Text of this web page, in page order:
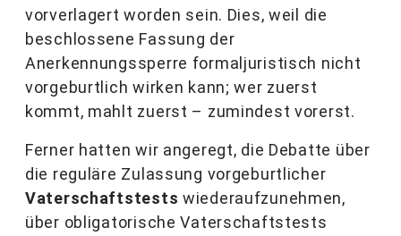
vorverlagert worden sein. Dies, weil die
beschlossene Fassung der
Anerkennungssperre formaljuristisch nicht
vorgeburtlich wirken kann; wer zuerst
kommt, mahlt zuerst – zumindest vorerst.
Ferner hatten wir angeregt, die Debatte über
die reguläre Zulassung vorgeburtlicher
Vaterschaftstests wiederaufzunehmen,
über obligatorische Vaterschaftstests